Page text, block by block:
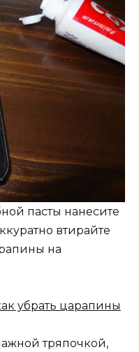
пасты нанесите
втирайте
на
тряпочкой,